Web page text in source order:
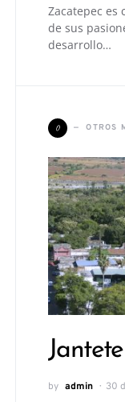
Zacatepec es
de sus
desarrollo…
O OTROS
by admin 30